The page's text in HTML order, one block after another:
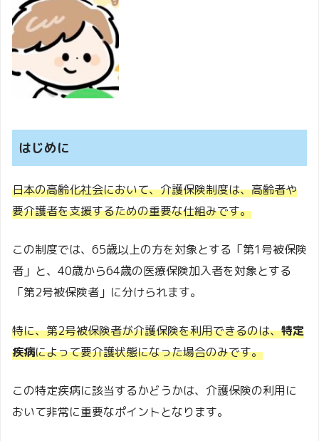
はじめに
日本の高齢化社会において、介護保険制度は、高齢者や
要介護者を支援するための重要な仕組みです。
この制度では、65歳以上の方を対象とする「第1号被保険
者」と、40歳から64歳の医療保険加入者を対象とする
「第2号被保険者」に分けられます。
特に、第2号被保険者が介護保険を利用できるのは、特定
疾病によって要介護状態になった場合のみです。
この特定疾病に該当するかどうかは、介護保険の利用に
おいて非常に重要なポイントとなります。